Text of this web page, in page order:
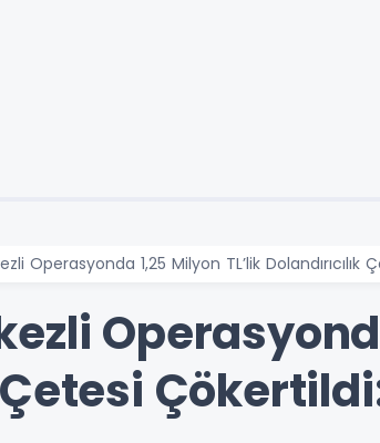
Operasyonda 1,25 Milyon TL’lik
Çetesi